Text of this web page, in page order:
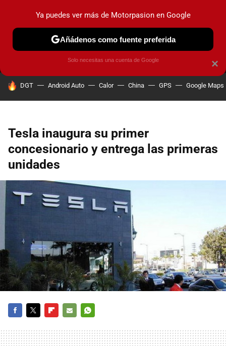
MENÚ NUEVO
COCHES ELÉCTRICOS OBSERVATORIO
HOY SE HABLA DE
DGT Android Auto Calor China GPS Google Maps
Tesla inaugura su primer
concesionario y entrega las primeras
unidades
MAIL
×
Ya puedes ver más de Motorpasion en Google
Añádenos como fuente preferida
Solo necesitas una cuenta de Google